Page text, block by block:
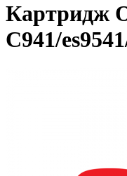
Картридж
C941/